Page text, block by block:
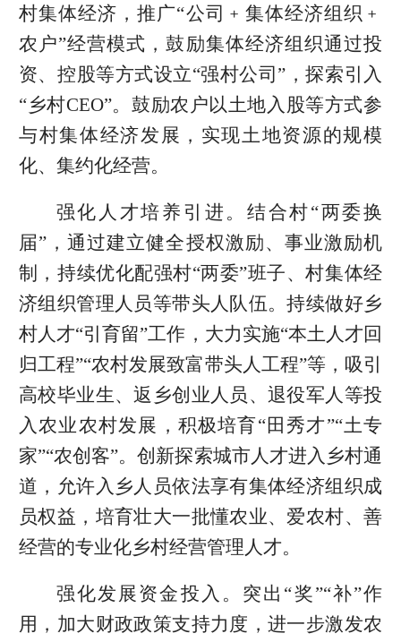
村集体经济，推广“公司﹢集体经济组织﹢
农户”经营模式，鼓励集体经济组织通过投
资、控股等方式设立“强村公司”，探索引入
“乡村CEO”。鼓励农户以土地入股等方式参
与村集体经济发展，实现土地资源的规模
化、集约化经营。
强化人才培养引进。结合村“两委换
届”，通过建立健全授权激励、事业激励机
制，持续优化配强村“两委”班子、村集体经
济组织管理人员等带头人队伍。持续做好乡
村人才“引育留”工作，大力实施“本土人才回
归工程”“农村发展致富带头人工程”等，吸引
高校毕业生、返乡创业人员、退役军人等投
入农业农村发展，积极培育“田秀才”“土专
家”“农创客”。创新探索城市人才进入乡村通
道，允许入乡人员依法享有集体经济组织成
员权益，培育壮大一批懂农业、爱农村、善
经营的专业化乡村经营管理人才。
强化发展资金投入。突出“奖”“补”作
用，加大财政政策支持力度，进一步激发农